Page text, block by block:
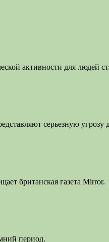
активности для людей
серьезную угрозу
британская газета Mirror.
период.